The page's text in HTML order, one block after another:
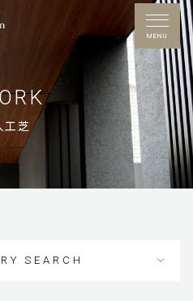
MENU
53-7272
工芝
SEARCH